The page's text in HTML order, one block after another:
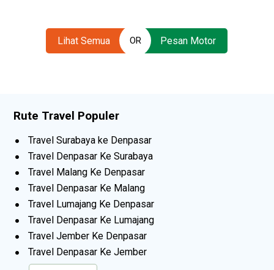
Lihat Semua OR Pesan Motor
Rute Travel Populer
Travel Surabaya ke Denpasar
Travel Denpasar Ke Surabaya
Travel Malang Ke Denpasar
Travel Denpasar Ke Malang
Travel Lumajang Ke Denpasar
Travel Denpasar Ke Lumajang
Travel Jember Ke Denpasar
Travel Denpasar Ke Jember